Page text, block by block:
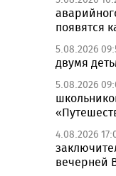
появятся
5.08.2026
двумя
5.08.2026
4.08.2026
вечерней